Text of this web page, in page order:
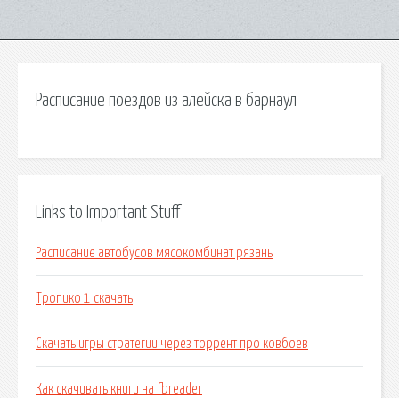
Расписание поездов из алейска в барнаул
Links to Important Stuff
Расписание автобусов мясокомбинат рязань
Тропико 1 скачать
Скачать игры стратегии через торрент про ковбоев
Как скачивать книги на fbreader